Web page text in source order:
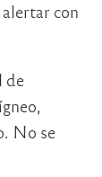
con
de
No se